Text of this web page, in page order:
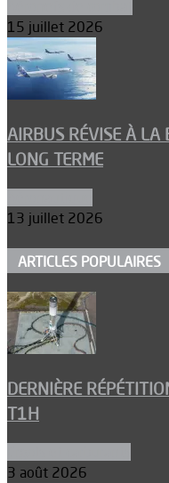
15 juillet 2026
AIRBUS RÉVISE À LA
LONG TERME
13 juillet 2026
ARTICLES POPULAIRES
DERNIÈRE
T1H
3 août 2026